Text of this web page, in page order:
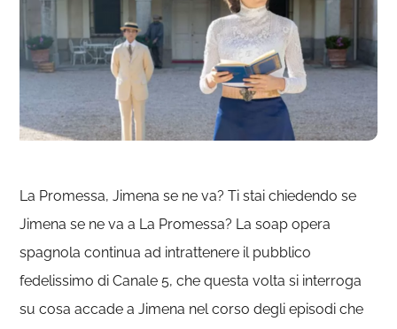
La Promessa, Jimena se ne va? Ti stai chiedendo se
Jimena se ne va a La Promessa? La soap opera
spagnola continua ad intrattenere il pubblico
fedelissimo di Canale 5, che questa volta si interroga
su cosa accade a Jimena nel corso degli episodi che